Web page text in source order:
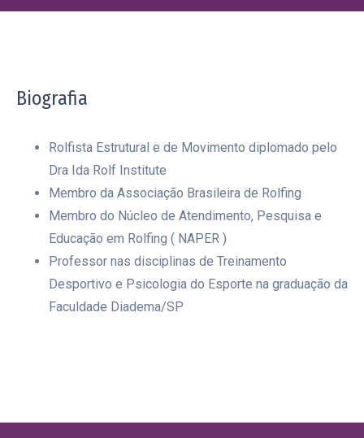
Biografia
Rolfista Estrutural e de Movimento diplomado pelo
Dra Ida Rolf Institute
Membro da Associação Brasileira de Rolfing
Membro do Núcleo de Atendimento, Pesquisa e
Educação em Rolfing ( NAPER )
Professor nas disciplinas de Treinamento
Desportivo e Psicologia do Esporte na graduação da
Faculdade Diadema/SP